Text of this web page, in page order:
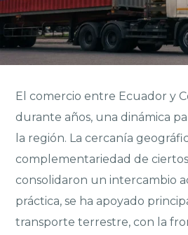
El comercio entre Ecuador y
durante años, una dinámica
la región. La cercanía
complementariedad de
consolidaron un intercambio
práctica, se ha apoyado
transporte terrestre, con la